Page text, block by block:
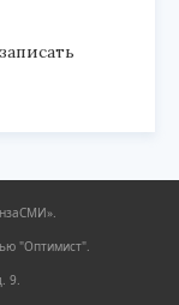
"Оптимист".
9.